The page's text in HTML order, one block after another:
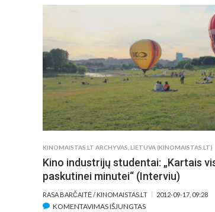
KINOMAISTAS.LT ARCHYVAS LIETUVA (KINOMAISTAS.LT)
Kino industrijų studentai: „Kartais
paskutinei minutei“ (Interviu)
RASA BARČAITĖ / KINOMAISTAS.LT 2012-09-17, 09:28
KOMENTAVIMAS IŠJUNGTASĮRAŠE